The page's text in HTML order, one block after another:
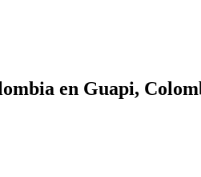
en Guapi,